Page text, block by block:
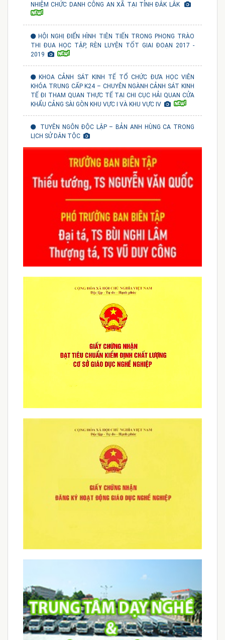
NHIỆM CHỨC DANH CÔNG AN XÃ TẠI TỈNH ĐẮK LẮK
HỘI NGHỊ ĐIỂN HÌNH TIÊN TIẾN TRONG PHONG TRÀO
THI ĐUA HỌC TẬP, RÈN LUYỆN TỐT GIAI ĐOẠN 2017 -
2019
KHOA CẢNH SÁT KINH TẾ TỔ CHỨC ĐƯA HỌC VIÊN
KHÓA TRUNG CẤP K24 – CHUYÊN NGÀNH CẢNH SÁT KINH
TẾ ĐI THAM QUAN THỰC TẾ TẠI CHI CỤC HẢI QUAN CỬA
KHẨU CẢNG SÀI GÒN KHU VỰC I VÀ KHU VỰC IV
TUYÊN NGÔN ĐỘC LẬP – BẢN ANH HÙNG CA TRONG
LỊCH SỬ DÂN TỘC